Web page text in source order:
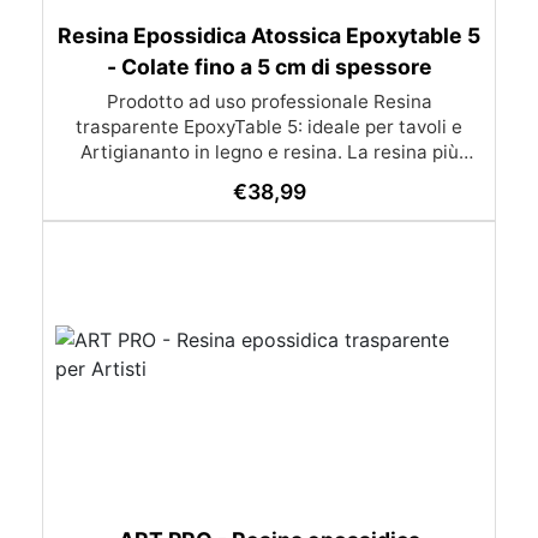
Resina Epossidica Atossica Epoxytable 5
- Colate fino a 5 cm di spessore
Prodotto ad uso professionale Resina
trasparente EpoxyTable 5: ideale per tavoli e
Artigiananto in legno e resina. La resina più
perfetta per colate di alto spessore fino a 5 cm.
Applicazioni Principali: Realizzazione di tavoli in
monete, pietre, ecc) Colate riempitive in
spessore dentro stampi e cassaforme
Caratteristiche principali: ✅ Bassissima
Bassa viscosità per eliminare le bolle d’aria e
€38,99